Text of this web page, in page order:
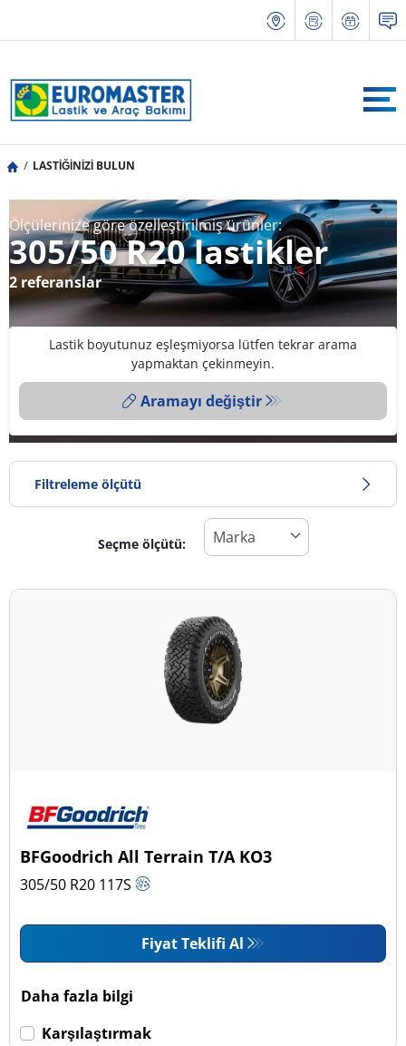
LASTİĞİNİZİ BULUN
Ölçülerinize göre özelleştirilmiş ürünler:
305/50 R20 lastikler
2 referanslar
Lastik boyutunuz eşleşmiyorsa lütfen tekrar arama
yapmaktan çekinmeyin.
Aramayı değiştir
Filtreleme ölçütü
Lastik türü
Tüm lastik türleri (2)
Dört mevsim (2)
Binek (0)
Run flat (Patlamaz) (0)
Run flat (Patlamaz) değil (2)
Seçme ölçütü:
BFGoodrich All Terrain T/A KO3
305/50 R20 117S
Fiyat Teklifi Al
Daha fazla bilgi
Karşılaştırmak